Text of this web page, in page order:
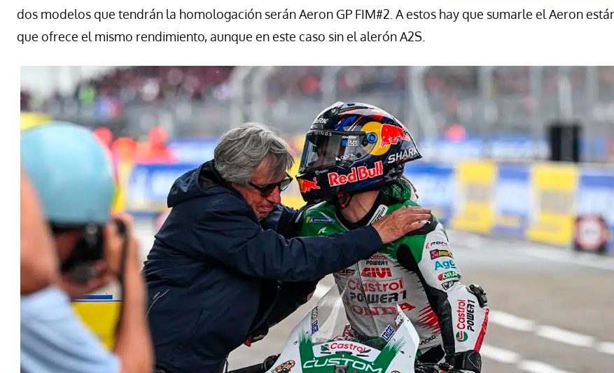
dos modelos que tendrán la homologación serán Aeron GP FIM#2. A estos hay que sumarle el Aeron
que ofrece el mismo rendimiento, aunque en este caso sin el alerón A2S.